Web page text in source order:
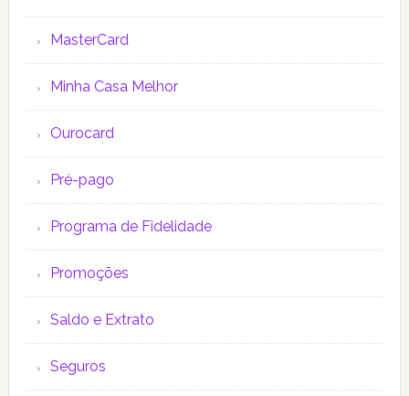
MasterCard
Minha Casa Melhor
Ourocard
Pré-pago
Programa de Fidelidade
Promoções
Saldo e Extrato
Seguros